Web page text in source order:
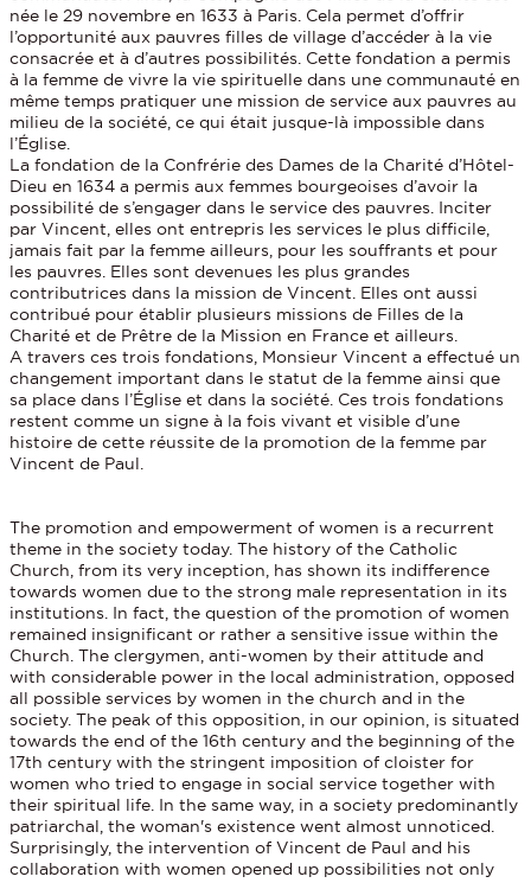
née le 29 novembre en 1633 à Paris. Cela permet d’offrir
l’opportunité aux pauvres filles de village d’accéder à la vie
consacrée et à d’autres possibilités. Cette fondation a permis
à la femme de vivre la vie spirituelle dans une communauté en
même temps pratiquer une mission de service aux pauvres au
milieu de la société, ce qui était jusque-là impossible dans
l’Église.
La fondation de la Confrérie des Dames de la Charité d’Hôtel-
Dieu en 1634 a permis aux femmes bourgeoises d’avoir la
possibilité de s’engager dans le service des pauvres. Inciter
par Vincent, elles ont entrepris les services le plus difficile,
jamais fait par la femme ailleurs, pour les souffrants et pour
les pauvres. Elles sont devenues les plus grandes
contributrices dans la mission de Vincent. Elles ont aussi
contribué pour établir plusieurs missions de Filles de la
Charité et de Prêtre de la Mission en France et ailleurs.
A travers ces trois fondations, Monsieur Vincent a effectué un
changement important dans le statut de la femme ainsi que
sa place dans l’Église et dans la société. Ces trois fondations
restent comme un signe à la fois vivant et visible d’une
histoire de cette réussite de la promotion de la femme par
Vincent de Paul.
The promotion and empowerment of women is a recurrent
theme in the society today. The history of the Catholic
Church, from its very inception, has shown its indifference
towards women due to the strong male representation in its
institutions. In fact, the question of the promotion of women
remained insignificant or rather a sensitive issue within the
Church. The clergymen, anti-women by their attitude and
with considerable power in the local administration, opposed
all possible services by women in the church and in the
society. The peak of this opposition, in our opinion, is situated
towards the end of the 16th century and the beginning of the
17th century with the stringent imposition of cloister for
women who tried to engage in social service together with
their spiritual life. In the same way, in a society predominantly
patriarchal, the woman's existence went almost unnoticed.
Surprisingly, the intervention of Vincent de Paul and his
collaboration with women opened up possibilities not only